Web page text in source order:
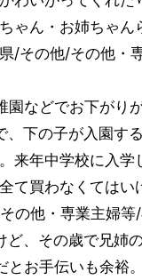
ゃん・お姉ちゃん
/その他/その他・
園などでお下がり
、下の子が入園す
来年中学校に入学
て買わなくてはい
の他・専業主婦等
ど、その歳で兄姉
とお手伝いも余裕